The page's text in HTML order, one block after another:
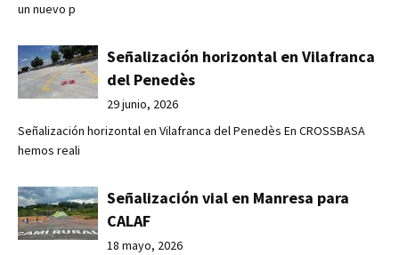
un nuevo p
Señalización horizontal en Vilafranca
del Penedès
29 junio, 2026
Señalización horizontal en Vilafranca del Penedès En CROSSBASA
hemos reali
Señalización vial en Manresa para
CALAF
18 mayo, 2026